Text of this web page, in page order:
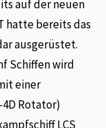
auf der neuen
hatte bereits das
ausgerüstet.
Schiffen wird
einer
Rotator)
LCS